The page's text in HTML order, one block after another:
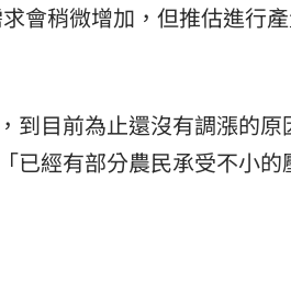
會稍微增加，但推估進行
到目前為止還沒有調漲的
已經有部分農民承受不小